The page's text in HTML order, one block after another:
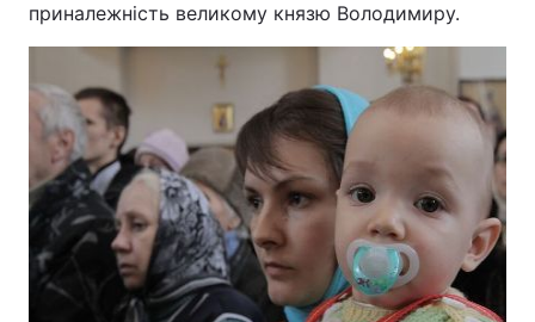
приналежність великому князю Володимиру.